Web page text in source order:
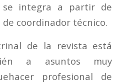
se integra a partir de
coordinador técnico.
de la revista está
a asuntos muy
profesional de